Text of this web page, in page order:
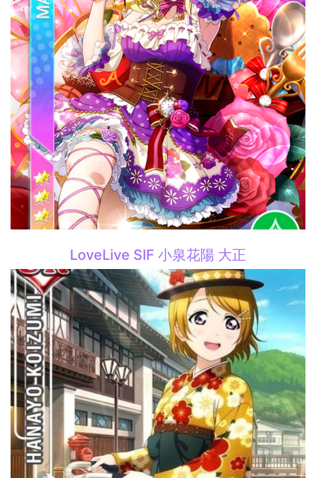
LoveLive SIF 小泉花陽 大正